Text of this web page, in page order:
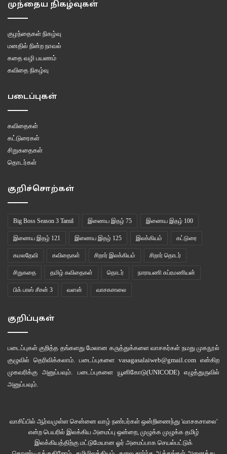
–வைரமுத்து (அன்பே அன்பே – ஜீன்ஸ் )
வர்ணித்தல் கலையென்பது வெறும் சொல்லின் இன்பமென்று உரைத்தல் பிழை.
கேட்பதில் உள்ள இன்பம் பார்பதை விடவும் அதிகம். குரல்கள் வர்ணிக்க
மூளை அதை உணர்ந்து கற்பனை வடிவம் தரும் போதை அலாதி. தீண்டலை
போல் நின்றவள் கூட மடியூறி மழை பொழிவாள்.
முந்தைய நிகழ்வுகள்
குழந்தைகள் நிகழ்வு
மனதில் நின்ற நாவல்
கதை வழி பயணம்
கவிதை நிகழ்வு
படைப்புகள்
கவிதைகள்
கட்டுரைகள்
சிறுகதைகள்
தொடர்கள்
குறிச்சொற்கள்
Big Boss Season 3 Tamil இணைய இதழ் 75 இணைய இதழ் 100
இணைய இதழ் 121 இணைய இதழ் 125 இலக்கியம் கட்டுரை
கமலதேவி கவிதைகள் சிறார் இலக்கியம் சிறார் தொடர்
சிறுகதை தமிழ் கவிதைகள் தொடர் நாராயணி சுப்ரமணியன்
பிக் பாஸ் சீசன் 3 வளன் வாசகசாலை
குறிப்புகள்
படைப்புகள் குறித்த தங்களது மேலான கருத்துக்களை வாசகர்கள் நமது முகநூல்
குழுவில் தெரிவிக்கலாம். படைப்புகளை vasagasalaiweb@gmail.com என்கிற
முகவரிக்கு அனுப்பவும். படைப்புகளை யூனிகோடு(UNICODE)எழுத்துருவில்
அனுப்பவும்.
வாசிப்பில் ஆர்வமுள்ள சென்னை வாழ் நண்பர்கள் ஒன்றிணைந்து 'வாசகசாலை'
என்ற பெயரில் இலக்கிய அமைப்பு ஒன்றை, முழுக்க முழுக்க தமிழ்
இலக்கியத்திற்கு மட்டுமேயான ஓர் அமைப்பாக செயல்பட்டுக்